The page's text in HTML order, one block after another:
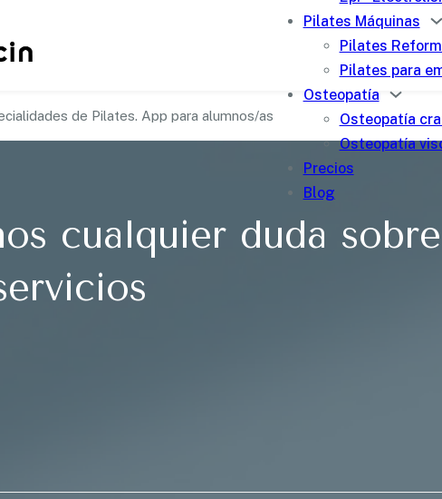
Pilates Máquinas
Pilates
Pilates para
Osteopatía
Osteopatía
Osteopatía
Precios
Blog
de Pilates. App para alumnos/as
cualquier duda sobre